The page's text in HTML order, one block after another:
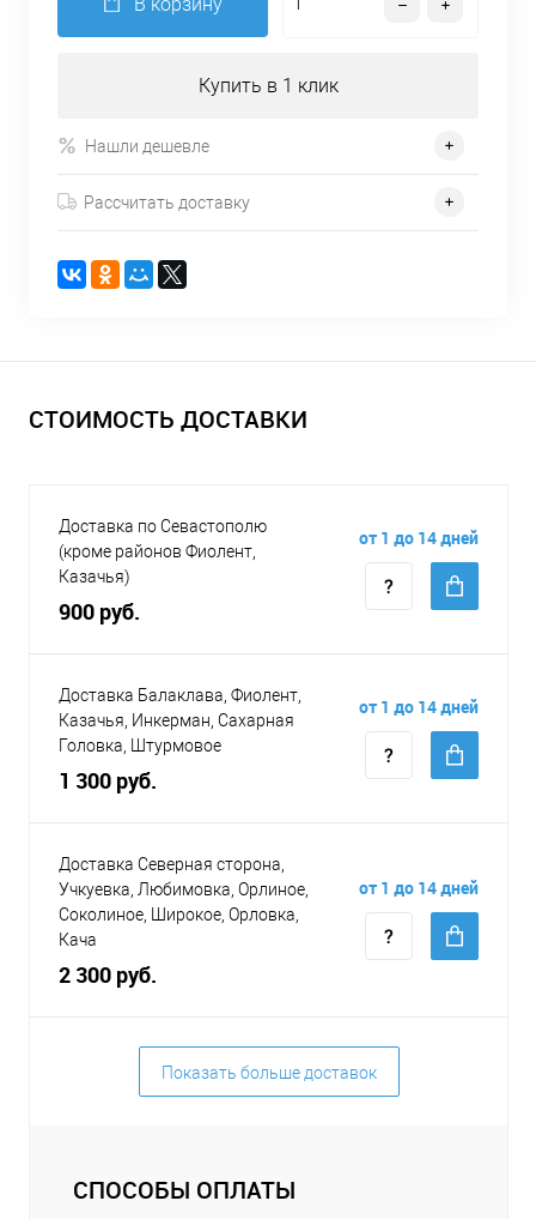
В корзину
Купить в 1 клик
Нашли дешевле
Рассчитать доставку
СТОИМОСТЬ ДОСТАВКИ
Доставка по Севастополю
(кроме районов Фиолент,
Казачья)
900 руб.
от 1 до 14 дней
Доставка Балаклава, Фиолент,
Казачья, Инкерман, Сахарная
Головка, Штурмовое
1 300 руб.
от 1 до 14 дней
Доставка Северная сторона,
Учкуевка, Любимовка, Орлиное,
Соколиное, Широкое, Орловка,
Кача
2 300 руб.
от 1 до 14 дней
Показать больше доставок
СПОСОБЫ ОПЛАТЫ